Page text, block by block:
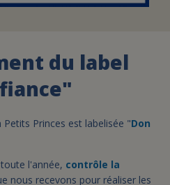
du label
Princes est labelisée "Don
l'année, contrôle la
nous recevons pour réaliser les